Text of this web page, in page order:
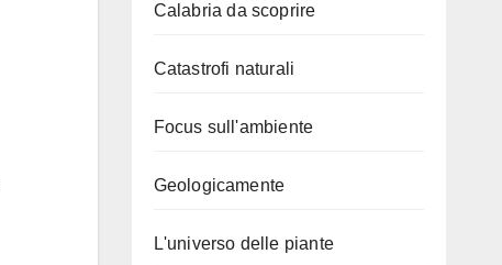
Calabria da scoprire
Catastrofi naturali
Focus sull'ambiente
Geologicamente
L'universo delle piante